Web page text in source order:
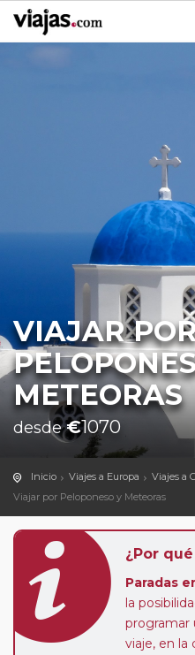
VIAJAR
METEORAS
desde€1070
Inicio Viajes a Europa
Viajes a
Viajar por Peloponeso y Meteoras
¿Por
Paradas
la
programar
viaje, en la